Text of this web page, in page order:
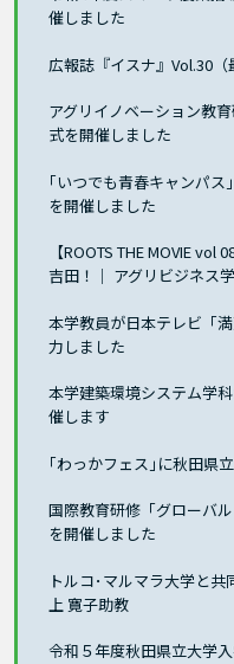
催しました
広報誌『イスナ』Vol.30
アグリイノベーション教
式を開催しました
｢いつでも青春キャンパ
を開催しました
【ROOTS THE MOVIE
吉田！｜ アグリビジネス
本学教員が日本テレビ「
力しました
本学建築環境システム学
催します
｢わっかフェス｣に秋田県
国際教育研修「グローバ
を開催しました
トルコ･マルマラ大学と
上 寛子助教
令和５年度秋田県立大学